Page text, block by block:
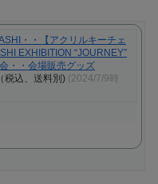
・・【アクリルキーチェ
EXHIBITION “JOURNEY”
・・会場販売グッズ
税込、送料別) (2024/7/9時